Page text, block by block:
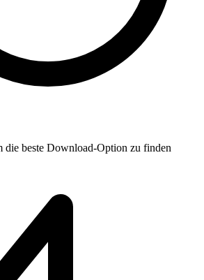
die beste Download-Option zu finden